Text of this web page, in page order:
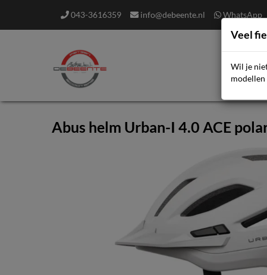
043-3616359 info@debeente.nl WhatsApp
Abus helm Urban-I 4.0 ACE
Veel
Wil je
modellen